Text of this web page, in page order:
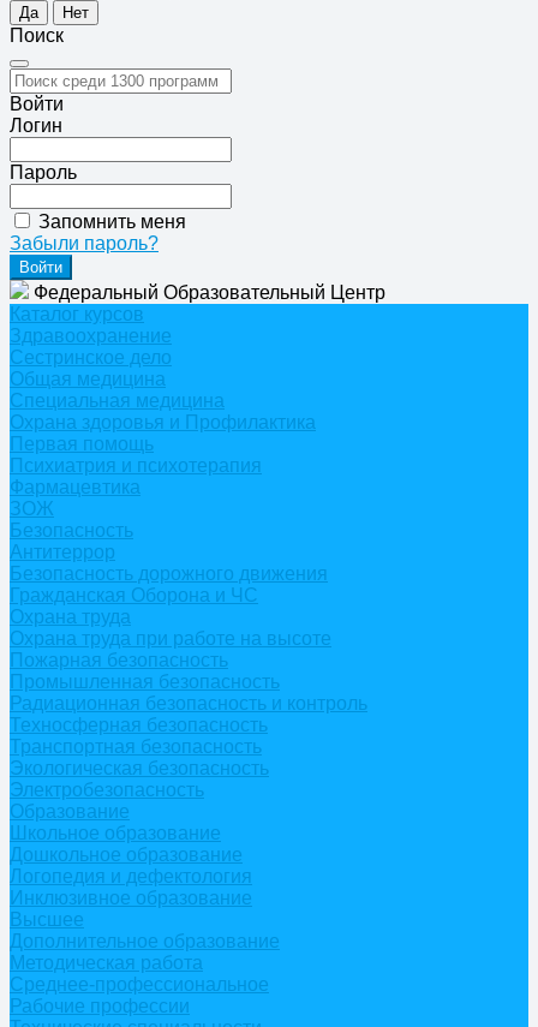
Да Нет
Поиск
Войти
Логин
Пароль
Запомнить меня
Забыли пароль?
Федеральный Образовательный Центр
Каталог курсов
Здравоохранение
Сестринское дело
Общая медицина
Специальная медицина
Охрана здоровья и Профилактика
Первая помощь
Психиатрия и психотерапия
Фармацевтика
ЗОЖ
Безопасность
Антитеррор
Безопасность дорожного движения
Гражданская Оборона и ЧС
Охрана труда
Охрана труда при работе на высоте
Пожарная безопасность
Промышленная безопасность
Радиационная безопасность и контроль
Техносферная безопасность
Транспортная безопасность
Экологическая безопасность
Электробезопасность
Образование
Школьное образование
Дошкольное образование
Логопедия и дефектология
Инклюзивное образование
Высшее
Дополнительное образование
Методическая работа
Среднее-профессиональное
Рабочие профессии